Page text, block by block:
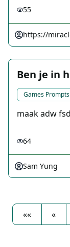
55
https://
Ben je in
Games Prompts
maak adw
64
Sam Yung
«« «